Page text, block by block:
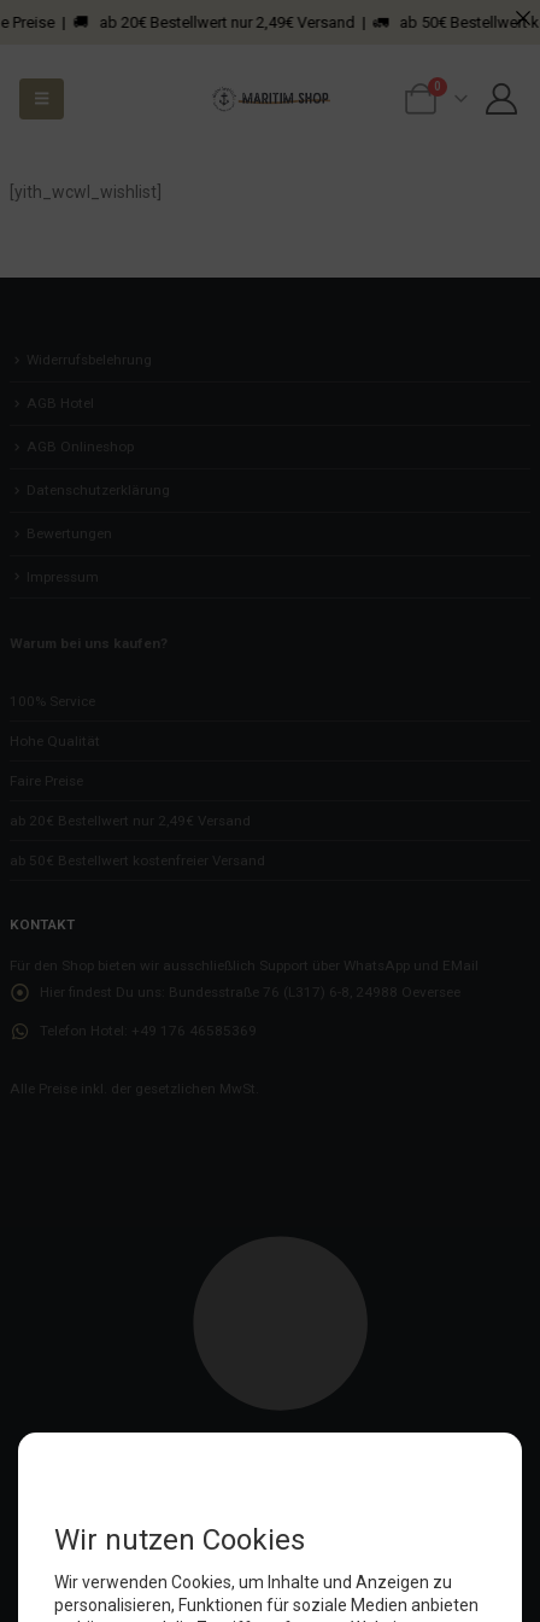
| 🚚 ab 20€ Bestellwert nur 2,49€ Versand | 🚛 ab 50€ Bestellwert
0
[yith_wcwl_wishlist]
Widerrufsbelehrung
AGB Hotel
AGB Onlineshop
Datenschutzerklärung
Bewertungen
Impressum
Warum bei uns kaufen?
100% Service
Hohe Qualität
Faire Preise
ab 20€ Bestellwert nur 2,49€ Versand
ab 50€ Bestellwert kostenfreier Versand
KONTAKT
Für den Shop bieten wir ausschließlich Support über WhatsApp und EMail
Hier findest Du uns:
Bundesstraße 76 (L317) 6-8, 24988 Oeversee
Telefon Hotel: +49 176 46585369
Alle Preise inkl. der gesetzlichen MwSt.